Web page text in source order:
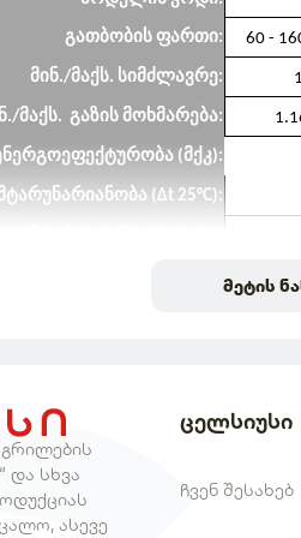
გათბობის ფართი: 60 -
მინ./მაქს. სიმძლავრე:
მაქს. გაზის მოხმარება:
(მქკ):
(Δt 25°C):
დაცვის ტიპი:
სიგრძე/სიგანე):
მეტის
და სხვა
ასევე
ცელსიუსი
ჩვენ შესახებ